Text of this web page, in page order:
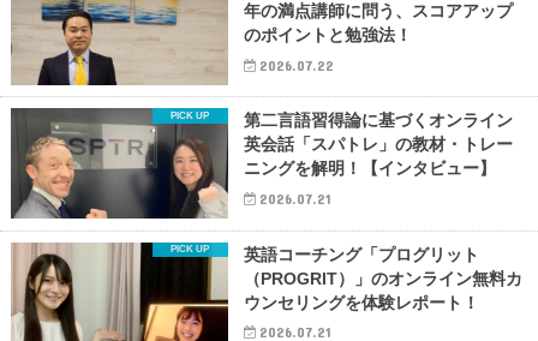
年の満点講師に問う、スコアアップ
のポイントと勉強法！
2026.07.22
第二言語習得論に基づくオンライン
英会話「スパトレ」の教材・トレー
ニングを解明！【インタビュー】
2026.07.21
英語コーチング「プログリット
（PROGRIT）」のオンライン無料カ
ウンセリングを体験レポート！
2026.07.21